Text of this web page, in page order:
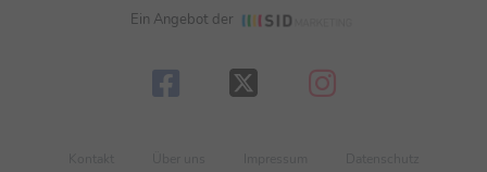
Ein Angebot der